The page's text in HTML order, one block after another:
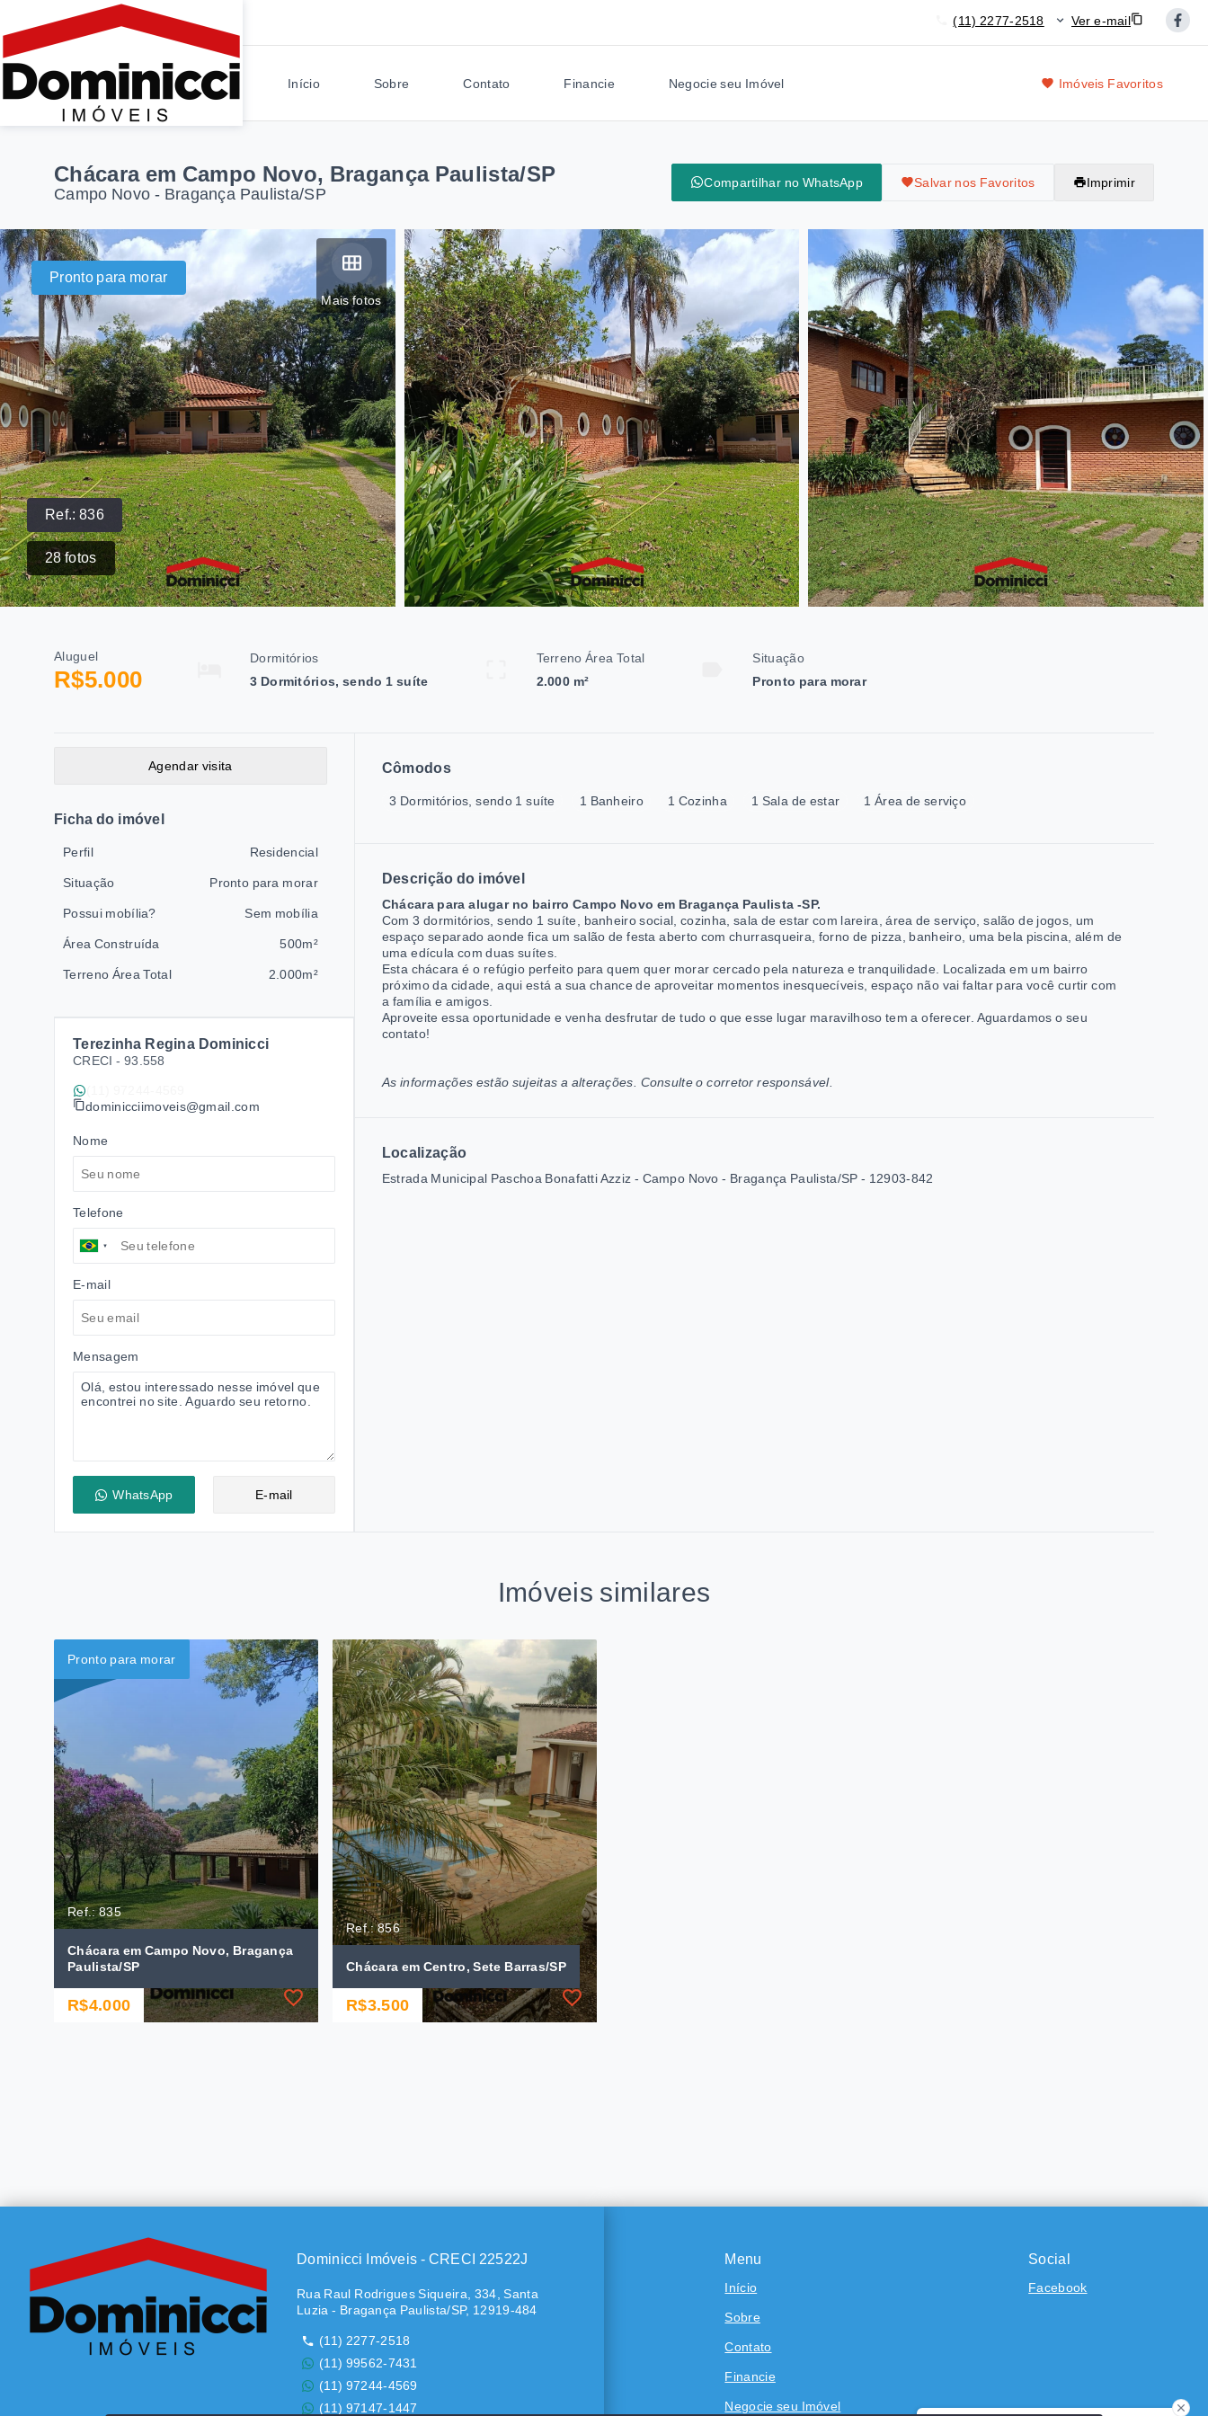
(11) 2277-2518 Ver e-mail
Início Sobre Contato Financie Negocie seu Imóvel Imóveis Favoritos
Chácara em Campo Novo, Bragança Paulista/SP
Campo Novo - Bragança Paulista/SP
Compartilhar no WhatsApp Salvar nos Favoritos Imprimir
Ref.:836
28fotos
Mais fotos
Pronto para morar
Aluguel
R$5.000
Dormitórios
3 Dormitórios, sendo 1 suíte
Terreno Área Total
2.000 m²
Situação
Pronto para morar
Cômodos
3 Dormitórios, sendo 1 suíte 1 Banheiro 1 Cozinha 1 Sala de estar 1 Área de serviço
Descrição do imóvel
Chácara para alugar no bairro Campo Novo em Bragança Paulista -SP.
Com 3 dormitórios, sendo 1 suíte, banheiro social, cozinha, sala de estar com lareira, área de serviço, salão de jogos, um
espaço separado aonde fica um salão de festa aberto com churrasqueira, forno de pizza, banheiro, uma bela piscina, além de
uma edícula com duas suítes.
Esta chácara é o refúgio perfeito para quem quer morar cercado pela natureza e tranquilidade. Localizada em um bairro
próximo da cidade, aqui está a sua chance de aproveitar momentos inesquecíveis, espaço não vai faltar para você curtir com
a família e amigos.
Aproveite essa oportunidade e venha desfrutar de tudo o que esse lugar maravilhoso tem a oferecer. Aguardamos o seu
contato!
As informações estão sujeitas a alterações. Consulte o corretor responsável.
Localização
Estrada Municipal Paschoa Bonafatti Azziz - Campo Novo - Bragança Paulista/SP - 12903-842
Agendar visita
Ficha do imóvel
Perfil Residencial
Situação Pronto para morar
Possui mobília? Sem mobília
Área Construída 500m²
Terreno Área Total 2.000m²
Terezinha Regina Dominicci
CRECI - 93.558
dominicciimoveis@gmail.com
Nome
Telefone
E-mail
Mensagem
WhatsApp E-mail
Imóveis similares
Pronto para morar
Ref.: 835
Chácara em Campo Novo, Bragança
Paulista/SP
R$4.000
Paulista/SP
Ref.: 856
Chácara em Centro, Sete Barras/SP
R$3.500
Menu
Início
Sobre
Contato
Financie
Negocie seu Imóvel
Social
Facebook
Dominicci Imóveis - CRECI 22522J
Rua Raul Rodrigues Siqueira, 334, Santa
Luzia - Bragança Paulista/SP, 12919-484
(11) 2277-2518
(11) 99562-7431
(11) 97244-4569
(11) 97147-1447